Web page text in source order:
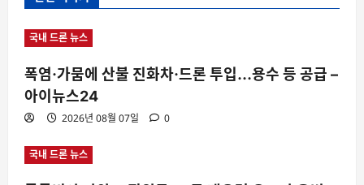
국내 드론 뉴스
폭염·가뭄에 산불 진화차·드론 투입…용수 등 공급 –
아이뉴스24
2026년 08월 07일 0
국내 드론 뉴스